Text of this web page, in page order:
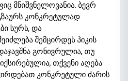
მნიშვნელოვანია. ბევრ
კონკრეტულად
სურს, და
შემცირდეს პიკის
გონივრულია, თუ
თქვენი აღება
კონკრეტული ძარის